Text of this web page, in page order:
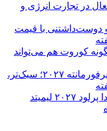
در تجارت انرژی و
موش کوچک و دوست‌داشتنی با قیمت
کوروت هم می‌تواند
رونمایی از لامبورگینی اوروس SE پرفورمانته ۲۰۲۷؛ سبک‌تر،
شاهکار جدید ژاپنی؛ رونمایی از هوندا پرلود ۲۰۲۷ لیمیتد